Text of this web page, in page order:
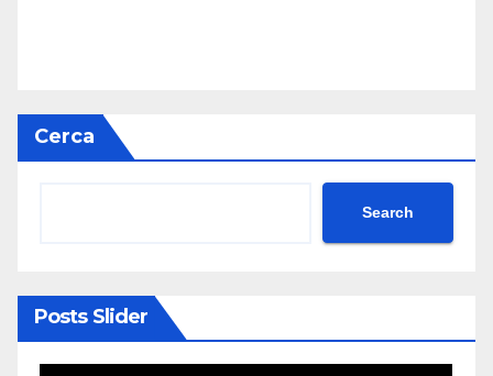
Cerca
Search
Posts Slider